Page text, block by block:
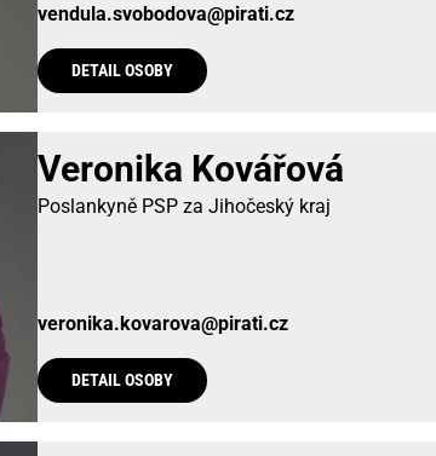
vendula.svobodova@pirati.cz
DETAIL OSOBY
Veronika Kovářová
Poslankyně PSP za Jihočeský kraj
veronika.kovarova@pirati.cz
DETAIL OSOBY